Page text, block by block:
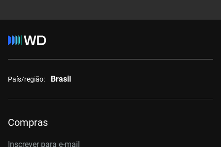
País/região: Brasil
Compras
Inscrever para e-mail